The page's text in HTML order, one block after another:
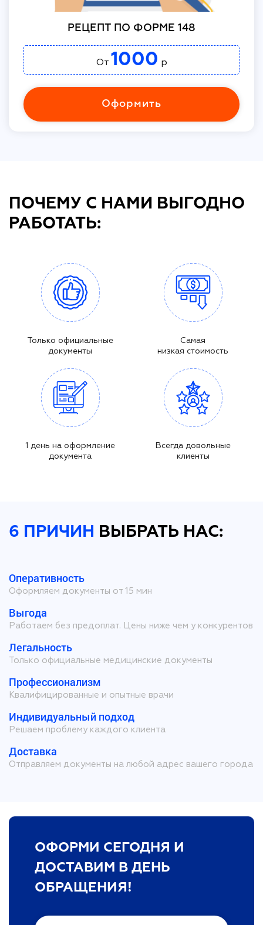
РЕЦЕПТ ПО ФОРМЕ 148
От 1000 р
Оформить
ПОЧЕМУ С НАМИ ВЫГОДНО
РАБОТАТЬ:
Только официальные
документы
Самая
низкая стоимость
1 день на оформление
документа
Всегда довольные
клиенты
6 ПРИЧИН ВЫБРАТЬ НАС:
Оперативность
Оформляем документы от 15 мин
Выгода
Работаем без предоплат. Цены ниже чем у конкурентов
Легальность
Только официальные медицинские документы
Профессионализм
Квалифицированные и опытные врачи
Индивидуальный подход
Решаем проблему каждого клиента
Доставка
Отправляем документы на любой адрес вашего города
ОФОРМИ СЕГОДНЯ И
ДОСТАВИМ В ДЕНЬ
ОБРАЩЕНИЯ!